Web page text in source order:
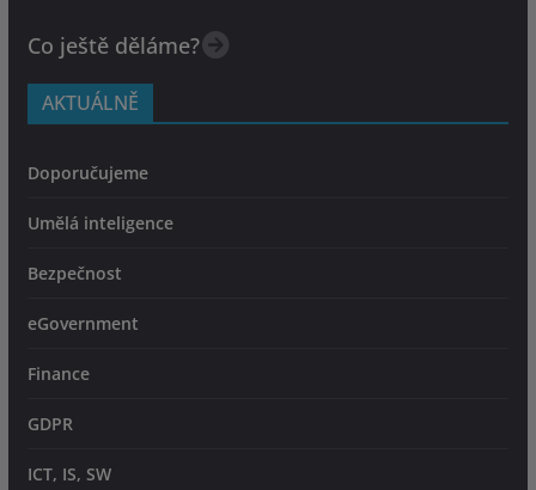
Co ještě děláme?
AKTUÁLNĚ
Doporučujeme
Umělá inteligence
Bezpečnost
eGovernment
Finance
GDPR
ICT, IS, SW